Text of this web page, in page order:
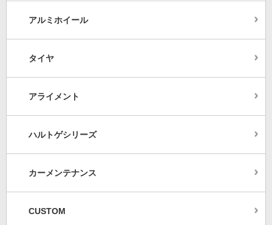
アルミホイール
タイヤ
アライメント
ハルトゲシリーズ
カーメンテナンス
CUSTOM